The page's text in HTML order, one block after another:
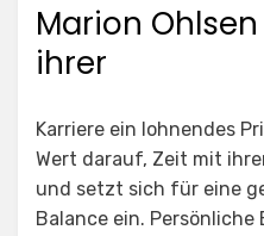
Marion
ihrer
Karriere ein lohnendes
Wert darauf, Zeit mit
und setzt sich für eine
Balance ein.